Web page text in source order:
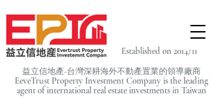
益立信地產-台灣深耕海外不動產置業的領導廠商
EeveTrust Property Investment Company is the leading
agent ofinternational real estate investments in Taiwan
Established on 2014/11